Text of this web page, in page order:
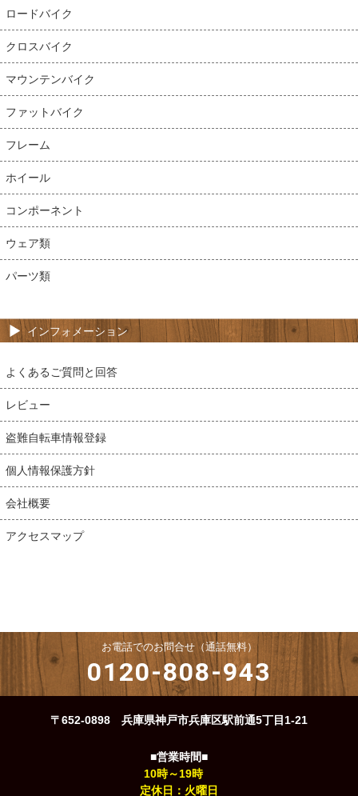
ロードバイク
クロスバイク
マウンテンバイク
ファットバイク
フレーム
ホイール
コンポーネント
ウェア類
パーツ類
インフォメーション
よくあるご質問と回答
レビュー
盗難自転車情報登録
個人情報保護方針
会社概要
アクセスマップ
お電話でのお問合せ（通話無料）
0120-808-943
〒652-0898 兵庫県神戸市兵庫区駅前通5丁目1-21
■営業時間■
10時～19時
定休日：火曜日